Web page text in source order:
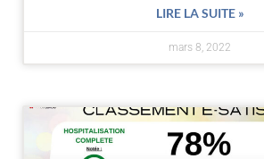
LIRE LA SUITE »
mars 8, 2022